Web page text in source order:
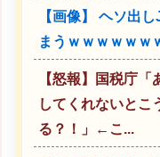
【画像】 ヘソ出
まうｗｗｗｗｗｗ
【怒報】国税庁
してくれないとこ
る？！」←こ...